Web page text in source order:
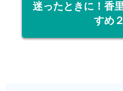
迷ったときに！香
すめ